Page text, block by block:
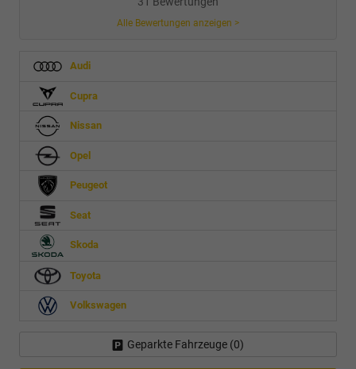
Alle Bewertungen anzeigen >
Audi
Cupra
Nissan
Opel
Peugeot
Seat
Skoda
Toyota
Volkswagen
Geparkte Fahrzeuge (0)